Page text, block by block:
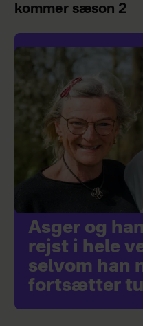
kommer sæson 2
Asger og
rejst i hele
selvom han
fortsætter